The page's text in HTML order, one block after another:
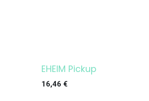
¡OFERTA!
EHEIM Pickup
16,46 €